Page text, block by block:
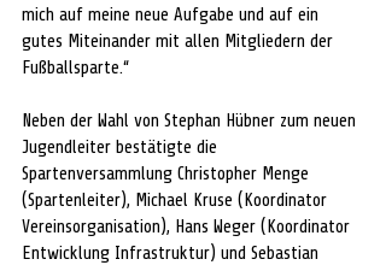
mich auf meine neue Aufgabe und auf ein
gutes Miteinander mit allen Mitgliedern der
Fußballsparte.“
Neben der Wahl von Stephan Hübner zum neuen
Jugendleiter bestätigte die
Spartenversammlung Christopher Menge
(Spartenleiter), Michael Kruse (Koordinator
Vereinsorganisation), Hans Weger (Koordinator
Entwicklung Infrastruktur) und Sebastian